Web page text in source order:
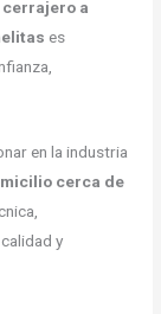
cerrajero a
es
en la industria
cerca de
y